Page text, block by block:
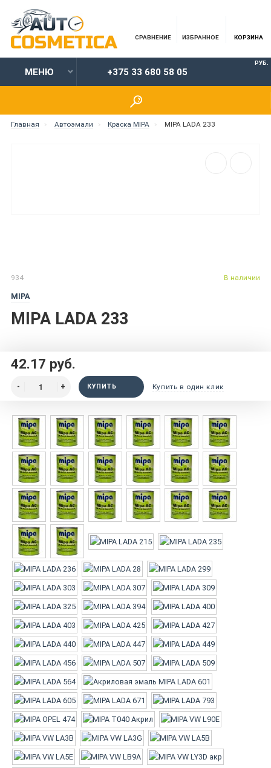
СРАВНЕНИЕ ИЗБРАННОЕ КОРЗИНА
МЕНЮ +375 33 680 58 05
РУБ.
Главная Автоэмали Краска MIPA MIPA LADA 233
934
MIPA
MIPA LADA 233
В наличии
42.17 руб.
КУПИТЬ Купить в один клик